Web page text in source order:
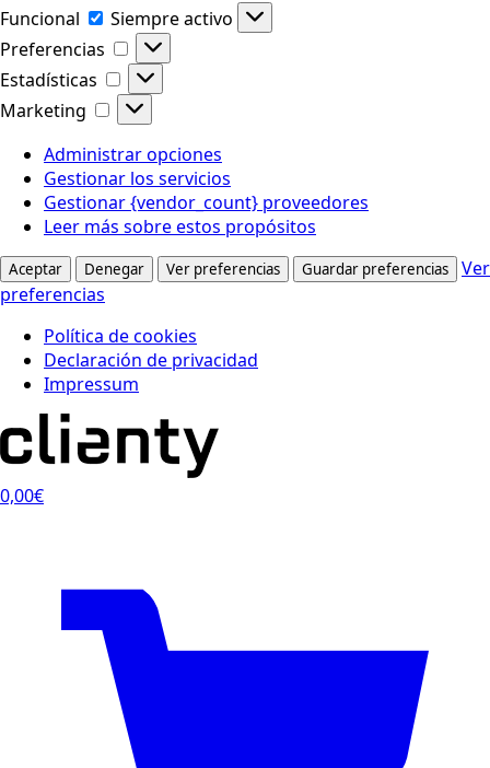
Funcional
Funcional
Siempre activo
Preferencias
Preferencias
Estadísticas
Estadísticas
Marketing
Marketing
Administrar opciones
Gestionar los servicios
Gestionar {vendor_count} proveedores
Leer más sobre estos propósitos
Aceptar Denegar Ver preferencias Guardar preferencias
Ver
preferencias
Política de cookies
Declaración de privacidad
Impressum
0,00€